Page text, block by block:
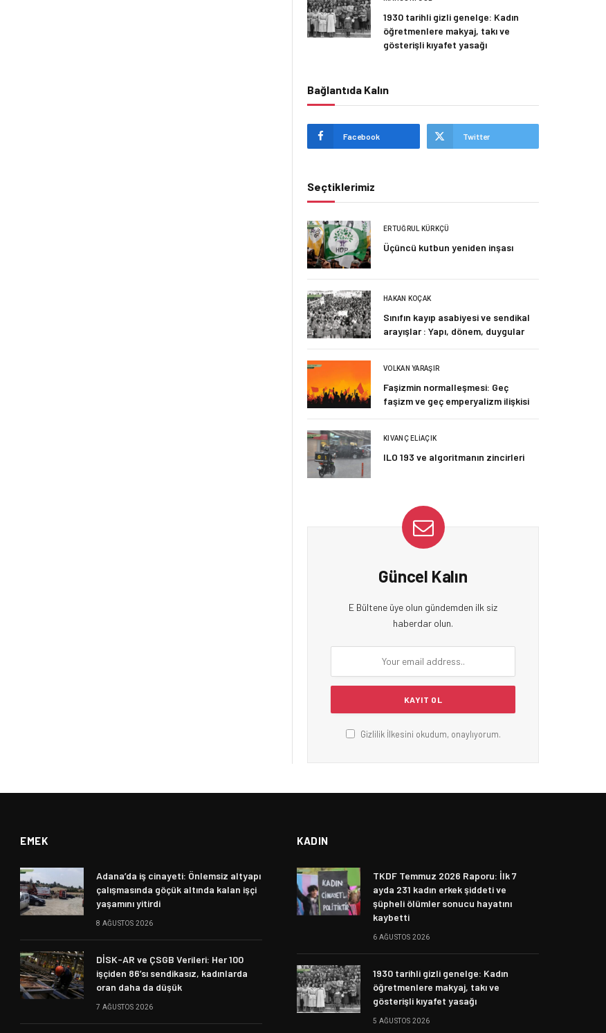
1930 tarihli gizli genelge: Kadın
öğretmenlere makyaj, takı ve
gösterişli kıyafet yasağı
Bağlantıda Kalın
Facebook Twitter
Seçtiklerimiz
ERTUĞRUL KÜRKÇÜ
Üçüncü kutbun yeniden inşası
HAKAN KOÇAK
Sınıfın kayıp asabiyesi ve sendikal
arayışlar : Yapı, dönem, duygular
VOLKAN YARAŞIR
Faşizmin normalleşmesi: Geç
faşizm ve geç emperyalizm ilişkisi
KIVANÇ ELIAÇIK
ILO 193 ve algoritmanın zincirleri
Güncel Kalın
E Bültene üye olun gündemden ilk siz
haberdar olun.
Gizlilik İlkesini okudum, onaylıyorum.
EMEK
Adana’da iş cinayeti: Önlemsiz altyapı
çalışmasında göçük altında kalan işçi
yaşamını yitirdi
8 AĞUSTOS 2026
DİSK-AR ve ÇSGB Verileri: Her 100
işçiden 86’sı sendikasız, kadınlarda
oran daha da düşük
7 AĞUSTOS 2026
KADIN
TKDF Temmuz 2026 Raporu: İlk 7
ayda 231 kadın erkek şiddeti ve
şüpheli ölümler sonucu hayatını
kaybetti
6 AĞUSTOS 2026
1930 tarihli gizli genelge: Kadın
öğretmenlere makyaj, takı ve
gösterişli kıyafet yasağı
5 AĞUSTOS 2026